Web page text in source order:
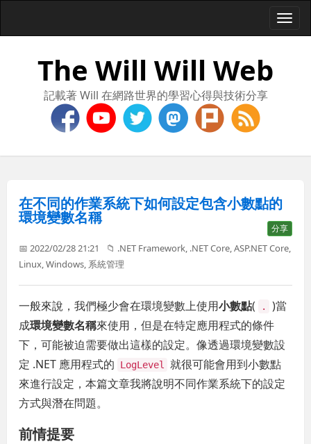
The Will Will Web
記載著 Will 在網路世界的學習心得與技術分享
在不同的作業系統下如何設定包含小數點的
環境變數名稱
分享
📅 2022/02/28 21:21 📁 .NET Framework .NET Core ,ASP.NET Core
Linux ,Windows 系統管理
一般來說，我們極少會在環境變數上使用小數點( .
)當
成環境變數名稱來使用，但是在特定應用程式的條件
下，可能被迫需要做出這樣的設定。像透過環境變數設
定 .NET 應用程式的
LogLevel
就很可能會用到小數點
來進行設定，本篇文章我將說明不同作業系統下的設定
方式與潛在問題。
前情提要